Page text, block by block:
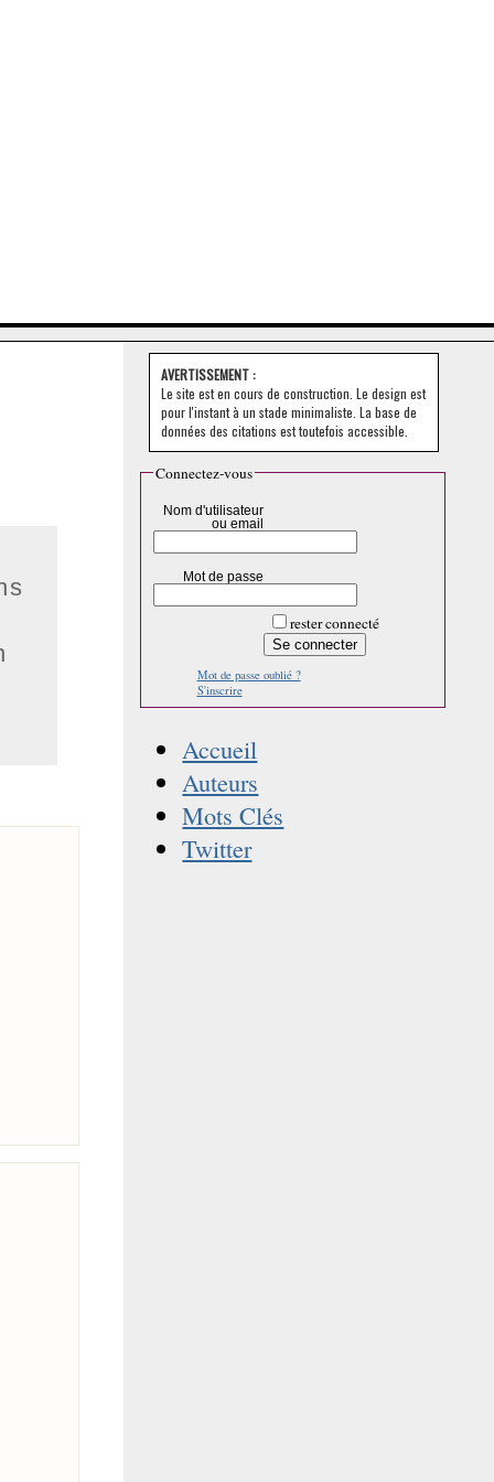
AVERTISSEMENT :
Le site est en cours de construction. Le design est
pour l'instant à un stade minimaliste. La base de
données des citations est toutefois accessible.
Connectez-vous
Nom d'utilisateur
ou email
Mot de passe
rester connecté
Mot de passe oublié ?
S'inscrire
Accueil
Auteurs
Mots Clés
Twitter